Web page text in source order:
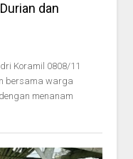
dan
Koramil 0808/11
bersama warga
menanam